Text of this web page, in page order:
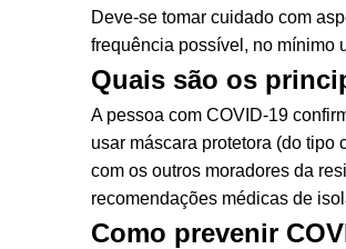
Deve-se tomar cuidado com
frequência possível, no mínimo
Quais são os
A pessoa com COVID-19
usar máscara protetora (do tipo
com os outros moradores da
recomendações médicas de
Como prevenir